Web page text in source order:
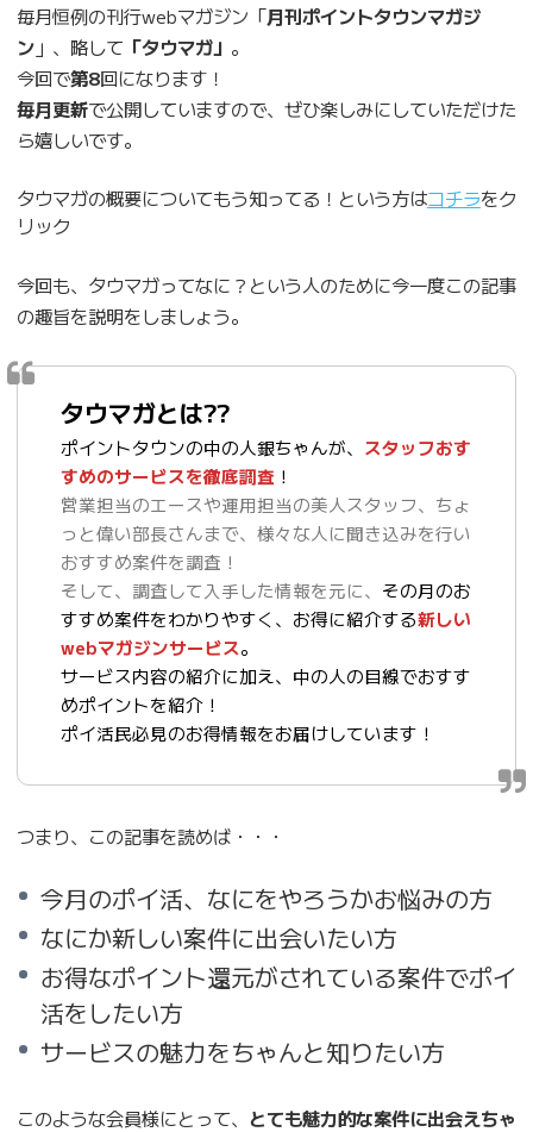
毎月恒例の刊行webマガジン「月刊ポイントタウンマガジ
ン」、略して 「タウマガ」 。
今回で第8回になります！
毎月更新で公開していますので、ぜひ楽しみにしていただけた
ら嬉しいです。
タウマガの概要についてもう知ってる！という方はコチラをク
リック
今回も、タウマガってなに？という人のために今一度この記事
の趣旨を説明をしましょう。
タウマガとは??
ポイントタウンの中の人銀ちゃんが、 スタッフおす
すめのサービスを徹底調査 ！
営業担当のエースや運用担当の美人スタッフ、ちょ
っと偉い部長さんまで、様々な人に聞き込みを行い
おすすめ案件を調査！
そして、調査して入手した情報を元に、 その月のお
すすめ案件をわかりやすく、お得に紹介する新しい
webマガジンサービス。
サービス内容の紹介に加え、中の人の目線でおすす
めポイントを紹介！
ポイ活民必見のお得情報をお届けしています！
つまり、この記事を読めば・・・
今月のポイ活、なにをやろうかお悩みの方
なにか新しい案件に出会いたい方
お得なポイント還元がされている案件でポイ
活をしたい方
サービスの魅力をちゃんと知りたい方
このような会員様にとって、 とても魅力的な案件に出会えちゃ